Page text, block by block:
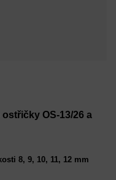
OS-13/26 a
8, 9, 10, 11, 12 mm